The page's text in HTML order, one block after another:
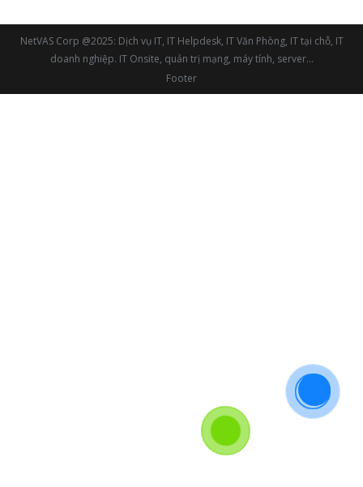
NetVAS Corp @2025: Dịch vụ IT, IT Helpdesk, IT Văn Phòng, IT tại chỗ, IT
doanh nghiệp. IT Onsite, quản trị mạng, máy tính, server...
Footer